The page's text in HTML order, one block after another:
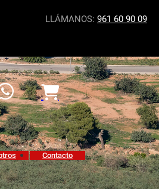
LLÁMANOS: 961 60 90 09
Contacto